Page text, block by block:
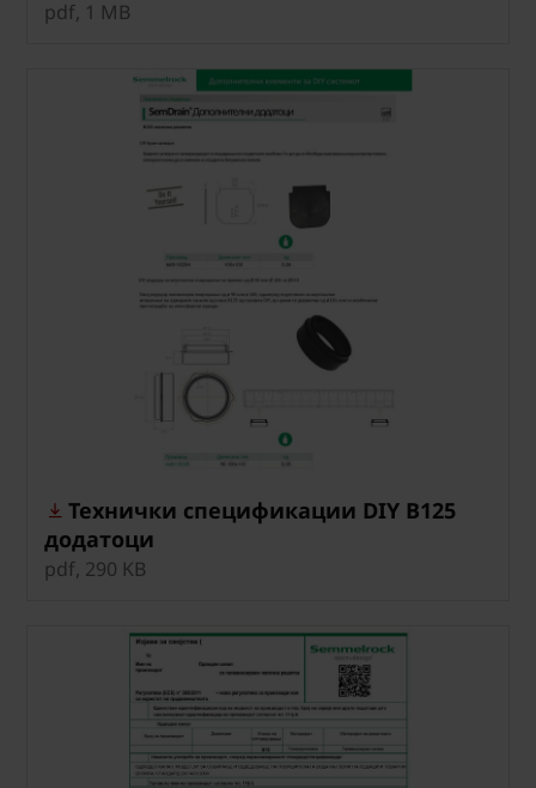
pdf, 1 MB
Технички спецификации DIY B125
додатоци
pdf, 290 KB